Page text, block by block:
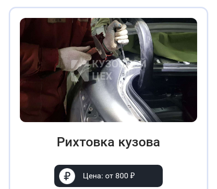
Рихтовка кузова
Цена: от 800 ₽